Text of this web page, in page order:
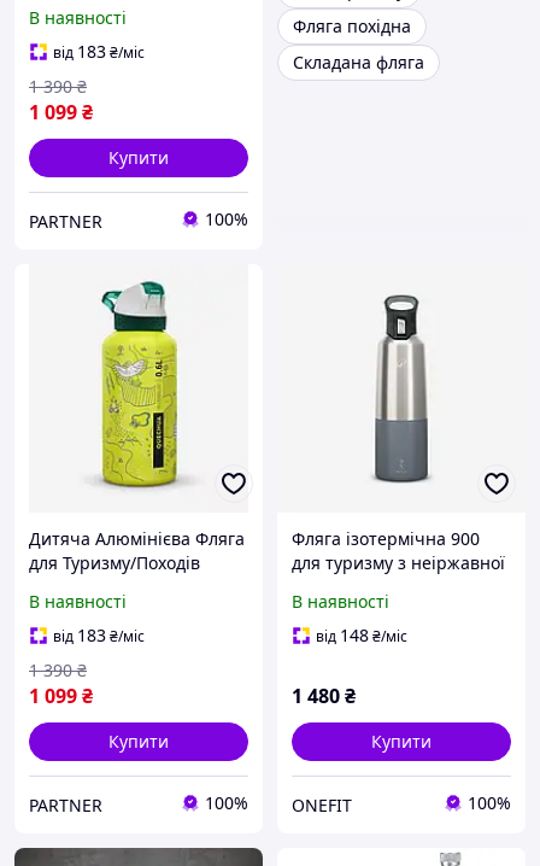
Кришкою і Соломинкою
Рожевий
В наявності
від 183₴/міс
1 099₴
1 390 ₴
Купити
PARTNER 100%
Фляга похідна
Складана фляга
Дитяча Алюмінієва Фляга
для Туризму/Походів
Кришкою і Соломинкою
Жовтий
В наявності
від 183₴/міс
1 099₴
1 390 ₴
Купити
PARTNER 100%
Фляга ізотермічна 900
для туризму з неіржавної
В наявності
від 148₴/міс
1 480₴
Купити
ONEFIT 100%